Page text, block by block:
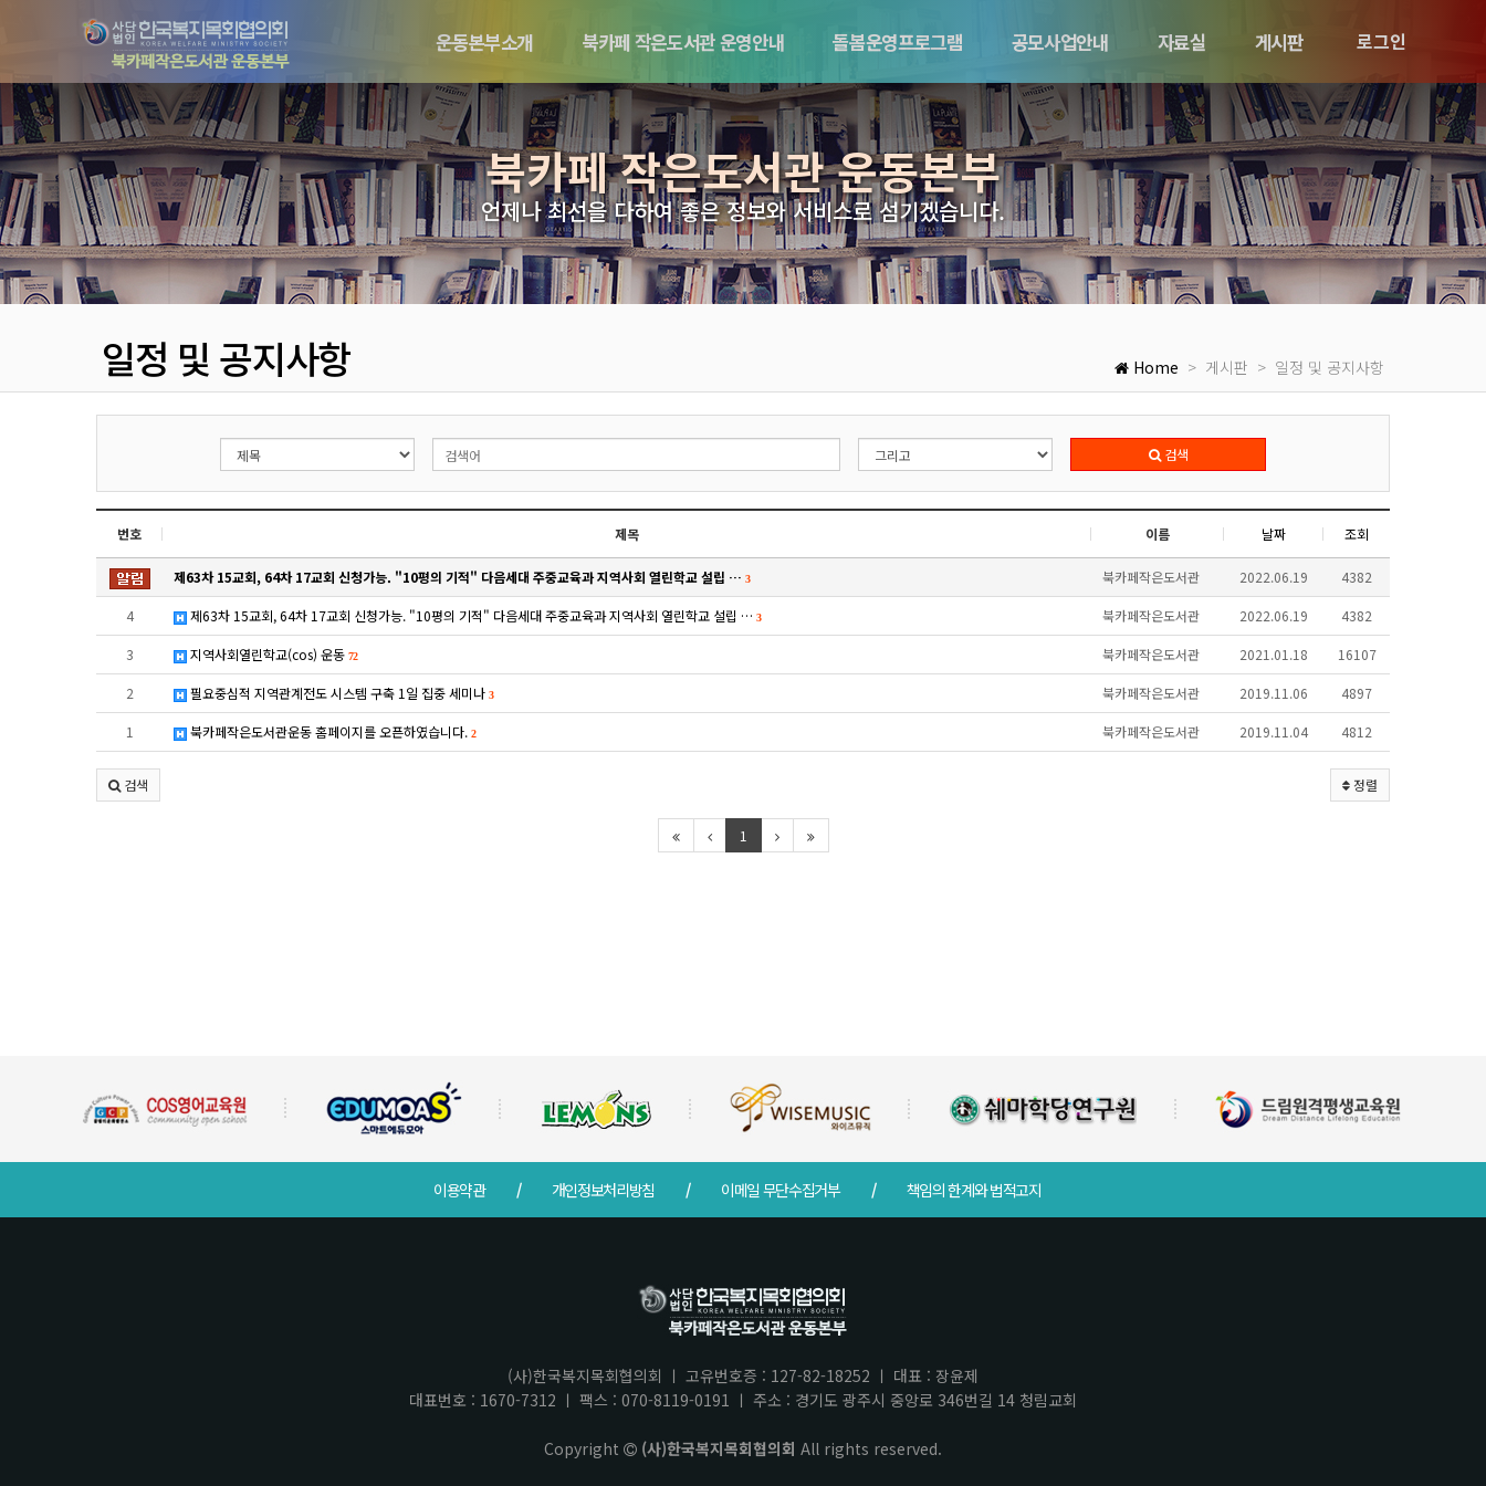
로그인
운동본부소개 북카페 작은도서관 운영안내 돌봄운영프로그램 공모사업안내 자료실 게시판
북카페 작은도서관 운동본부
언제나 최선을 다하여 좋은 정보와 서비스로 섬기겠습니다.
일정 및 공지사항 Home > 게시판 > 일정 및 공지사항
검색
번호 제목 이름 날짜 조회
제63차 15교회, 64차 17교회 신청가능. "10평의 기적" 다음세대 주중교육과 지역사회 열린학교 설립 … 3 북카페작은도서관 2022.06.19 4382
4 제63차 15교회, 64차 17교회 신청가능. "10평의 기적" 다음세대 주중교육과 지역사회 열린학교 설립 … 3 북카페작은도서관 2022.06.19 4382
3 지역사회열린학교(cos) 운동 72 북카페작은도서관 2021.01.18 16107
2 필요중심적 지역관계전도 시스템 구축 1일 집중 세미나 3 북카페작은도서관 2019.11.06 4897
1 북카페작은도서관운동 홈페이지를 오픈하였습니다. 2 북카페작은도서관 2019.11.04 4812
정렬
검색
1
이용약관 개인정보처리방침 이메일 무단수집거부 책임의 한계와 법적고지
(사)한국복지목회협의회 ㅣ 고유번호증 : 127-82-18252 ㅣ 대표 : 장윤제
대표번호 : 1670-7312 ㅣ 팩스 : 070-8119-0191 ㅣ 주소 : 경기도 광주시 중앙로 346번길 14 청림교회
Copyright (사)한국복지목회협의회 All rights reserved.